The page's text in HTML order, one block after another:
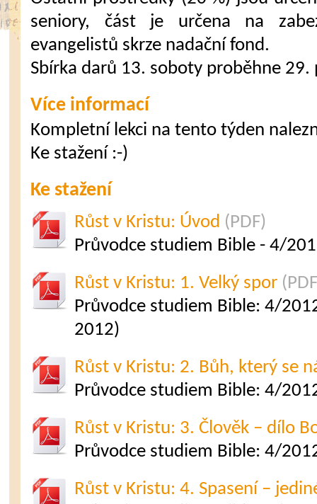
seniory, část je určena na
evangelistů skrze nadační fond.
Sbírka darů 13. soboty proběhne 29.
Více informací
Kompletní lekci na tento týden
Ke stažení :-)
Ke stažení
Růst v Kristu: Úvod (PDF)
Průvodce studiem Bible - 4/
Růst v Kristu: 1. Velký spor
Průvodce studiem Bible: 4/
2012)
Růst v Kristu: 2. Bůh, který se
Průvodce studiem Bible: 4/
Růst v Kristu: 3. Člověk – dílo
Průvodce studiem Bible: 4/
Růst v Kristu: 4. Spasení –